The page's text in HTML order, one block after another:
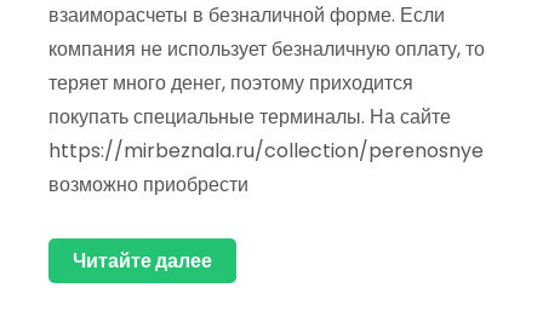
взаиморасчеты в безналичной форме. Если
компания не использует безналичную оплату, то
теряет много денег, поэтому приходится
покупать специальные терминалы. На сайте
https://mirbeznala.ru/collection/perenosnye
возможно приобрести
Читайте далее